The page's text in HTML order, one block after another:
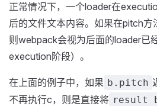
正常情况下，一个loader在
后的文件文本内容。如果在pitch方
则webpack会视为后面的loader已
execution阶段）。
在上面的例子中，如果 b.pitch
不再执行c，则是直接将 result